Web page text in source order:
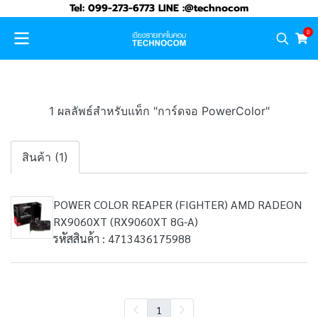
Tel: 099-273-6773 LINE :@technocom
0
1 ผลลัพธ์สำหรับแท็ก "การ์ดจอ PowerColor"
สินค้า (1)
POWER COLOR REAPER (FIGHTER) AMD RADEON
RX9060XT (RX9060XT 8G-A)
รหัสสินค้า : 4713436175988
1